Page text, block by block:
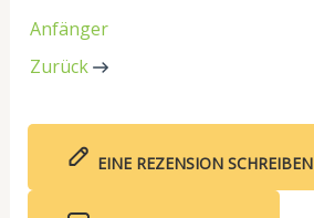
Anfänger
Zurück
EINE REZENSION SCHREIBEN